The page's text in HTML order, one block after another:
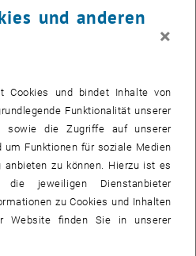
verwenden, da sonst die
Verwaltung dieser Länder
Hardware aus einem einzigen
Dass die Ziele erreicht wurden
des Projektes mit dem
amerikanischen Firma JBoss
mit dem “E-Governance Best
Union.
auf dem freien Betriebssystem
der Entwickler, über die
und anderen
×
Cookies und bindet Inhalte von
Funktionalität unserer
sowie die Zugriffe auf unserer
um Funktionen für soziale Medien
anbieten zu können. Hierzu ist es
jeweiligen Dienstanbieter
zu Cookies und Inhalten
Website finden Sie in unserer